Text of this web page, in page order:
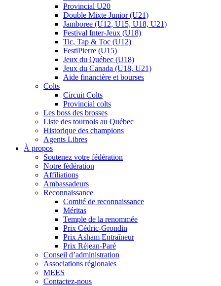
Provincial U20
Double Mixte Junior (U21)
Jamboree (U12, U15, U18, U21)
Festival Inter-Jeux (U18)
Tic, Tap & Toc (U12)
FestiPierre (U15)
Jeux du Québec (U18)
Jeux du Canada (U18, U21)
Aide financière et bourses
Colts
Circuit Colts
Provincial colts
Les boss des brosses
Liste des tournois au Québec
Historique des champions
Agents Libres
À propos
Soutenez votre fédération
Notre fédération
Affiliations
Ambassadeurs
Reconnaissance
Comité de reconnaissance
Méritas
Temple de la renommée
Prix Cédric-Grondin
Prix Asham Entraîneur
Prix Réjean-Paré
Conseil d’administration
Associations régionales
MEES
Contactez-nous